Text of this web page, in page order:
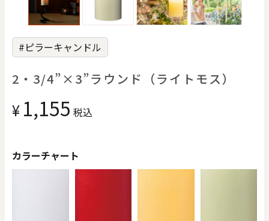
クリア OK
色で探す
お買い物ガイド 企業情報 お知らせ お問い合わせ
#ピラーキャンドル
2・3/4”×3”ラウンド（ライトモス）
¥ 1,155 税込
カラーチャート